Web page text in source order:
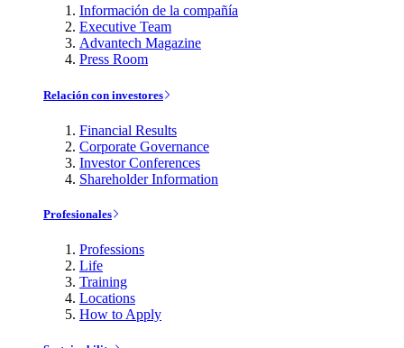
Información de la compañía
Executive Team
Advantech Magazine
Press Room
Relación con investores
Financial Results
Corporate Governance
Investor Conferences
Shareholder Information
Profesionales
Professions
Life
Training
Locations
How to Apply